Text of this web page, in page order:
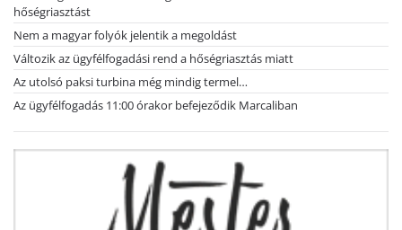
hőségriasztást
Nem a magyar folyók jelentik a megoldást
Változik az ügyfélfogadási rend a hőségriasztás miatt
Az utolsó paksi turbina még mindig termel…
Az ügyfélfogadás 11:00 órakor befejeződik Marcaliban